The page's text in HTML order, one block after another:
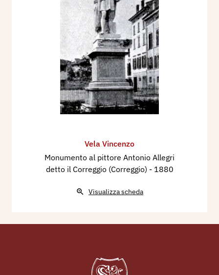
Vela Vincenzo
Monumento al pittore Antonio Allegri
detto il Correggio (Correggio) - 1880
Visualizza scheda